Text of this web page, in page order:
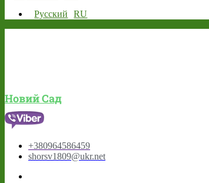
Русский
RU
Новий Сад
+380964586459
shorsv1809@ukr.net